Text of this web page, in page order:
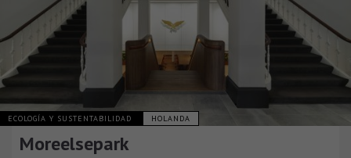
ECOLOGÍA Y SUSTENTABILIDAD HOLANDA
Moreelsepark